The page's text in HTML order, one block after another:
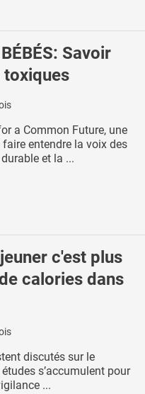
Savoir
toxiques
a Common Future, une
entendre la voix des
et la ...
c'est plus
calories dans
discutés sur le
s’accumulent pour
...